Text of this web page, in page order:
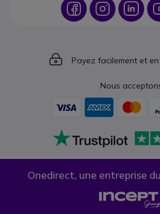
Icon IconIcon
Icon
Payez facilement et
Nous
Onedirect, une entreprise